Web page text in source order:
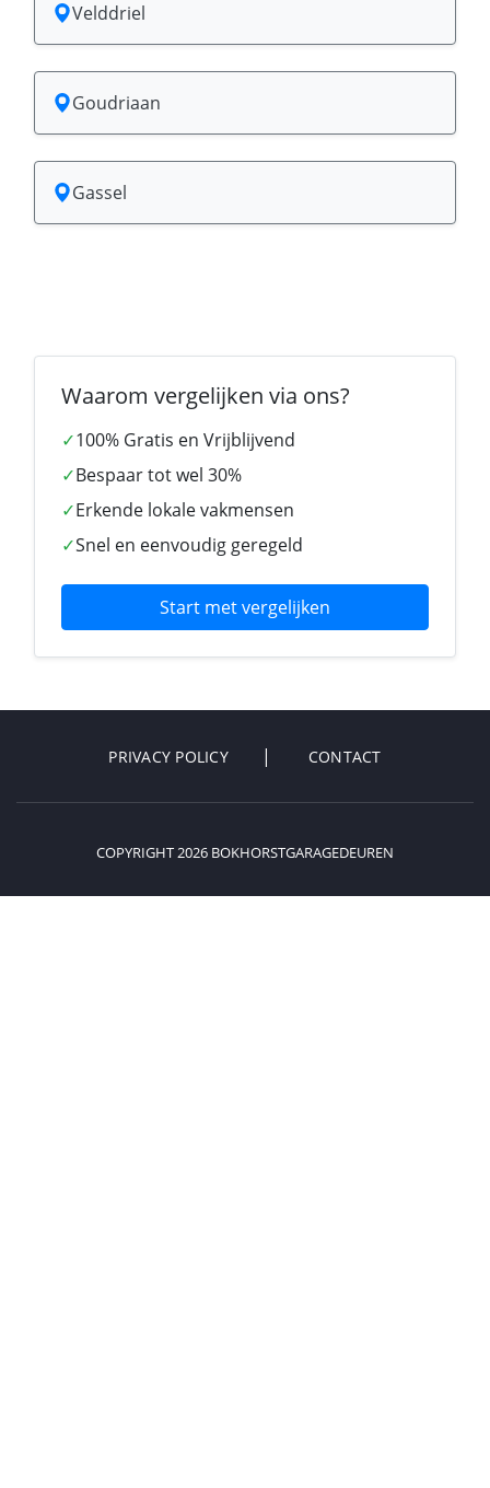
Velddriel
Goudriaan
Gassel
Waarom vergelijken via ons?
✓100% Gratis en Vrijblijvend
✓Bespaar tot wel 30%
✓Erkende lokale vakmensen
✓Snel en eenvoudig geregeld
Start met vergelijken
PRIVACY POLICY CONTACT
COPYRIGHT 2026 BOKHORSTGARAGEDEUREN